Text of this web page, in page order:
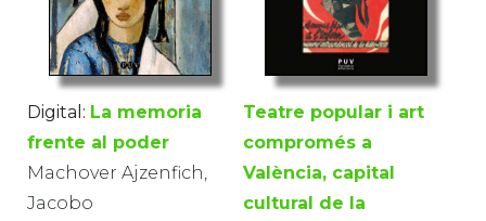
Digital: La memoria
frente al poder
Machover Ajzenfich,
Jacobo
Teatre popular i art
compromés a
València, capital
cultural de la